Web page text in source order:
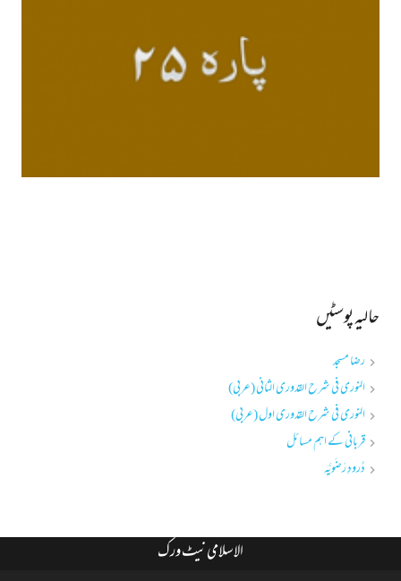
حالیہ پوسٹیں
رضا مسجد
النوری فی شرح القدوری الثانی (عربی)
النوری فی شرح القدوری اول (عربی)
قربانی کے اہم مسائل
دُرودِ رَضَویَّہ
الاسلامی نیٹ ورک